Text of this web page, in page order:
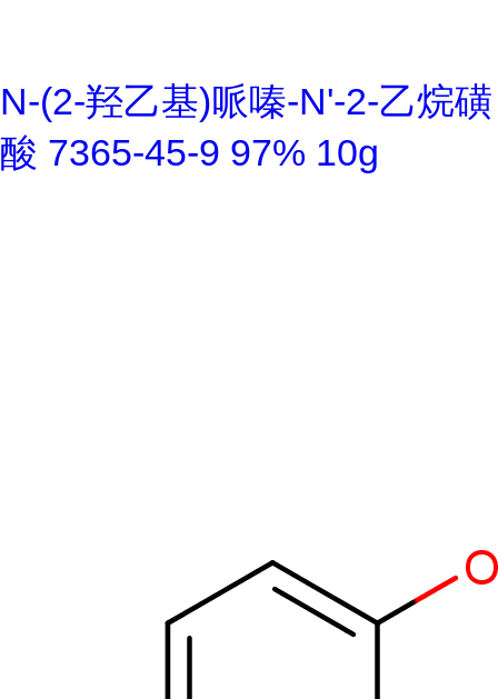
N-(2-羟乙基)哌嗪-N'-2-乙烷磺
酸 7365-45-9 97% 10g